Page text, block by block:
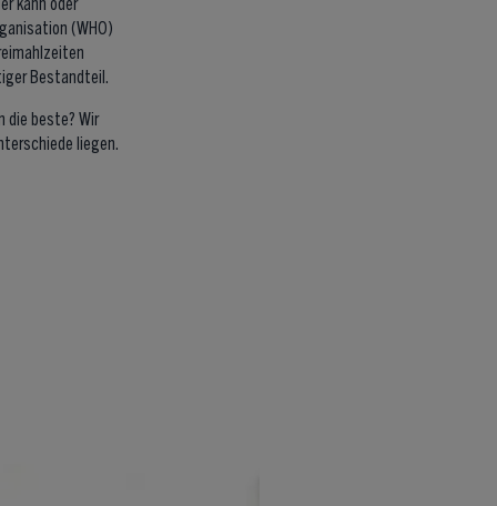
(WHO)
Bestandteil.
die beste? Wir
liegen.